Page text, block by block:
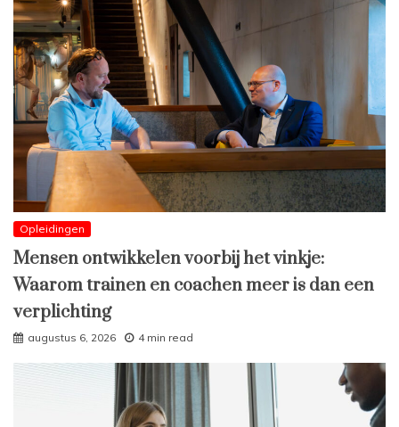
Opleidingen
Mensen ontwikkelen voorbij het vinkje:
Waarom trainen en coachen meer is dan een
verplichting
augustus 6, 2026 4 min read